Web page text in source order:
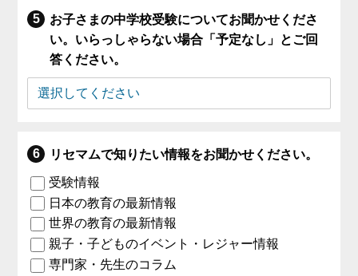
お子さまの中学校受験についてお聞かせくださ
い。いらっしゃらない場合「予定なし」とご回
答ください。
リセマムで知りたい情報をお聞かせください。
受験情報
日本の教育の最新情報
世界の教育の最新情報
親子・子どものイベント・レジャー情報
専門家・先生のコラム